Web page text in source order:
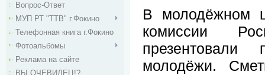
Вопрос-Ответ
МУП РТ "ТТВ" г.Фокино
Телефонная книга г.Фокино
Фотоальбомы
Реклама на сайте
ВЫ ОЧЕВИДЕЦ!?
В молодёжном
комиссии
молодёжи.